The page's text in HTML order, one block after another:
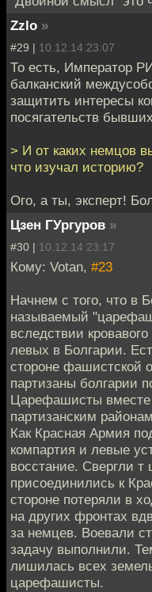
Zzlo »
#29 | 10.12.14 23:07
То есть, Император
балканский
защитить интересы
посягательств
> И от каких немцов
что изучал историю?
Ого, а ты, эксперт!
Цзен ГУргуров »
#30 | 10.12.14 23:17
Кому: Votan, #23
Начнем с того, что в
называемый
вследствии
левых в Болгарии.
стороне фашистской
партизаны болгарии
Царефашисты
партизанским
Как Красная Армия
компартия и левые
восстание. Свергли
присоединились к
стороне потеряли в
на других фронтах
за немцев. Воевали
задачу выполнили.
лишилась всех
царефашисты.